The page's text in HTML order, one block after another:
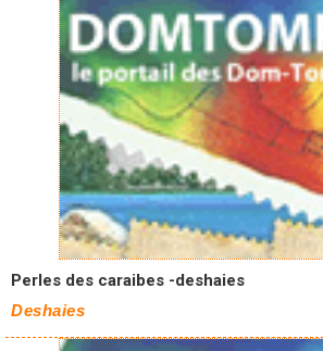
Perles des caraibes -deshaies
Deshaies